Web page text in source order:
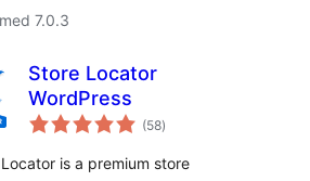
7.0.3
Store Locator
WordPress
(58totale
vurderinger
)
is a premium store